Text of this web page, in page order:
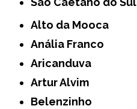
Alto da Mooca
Anália Franco
Aricanduva
Artur Alvim
Belenzinho